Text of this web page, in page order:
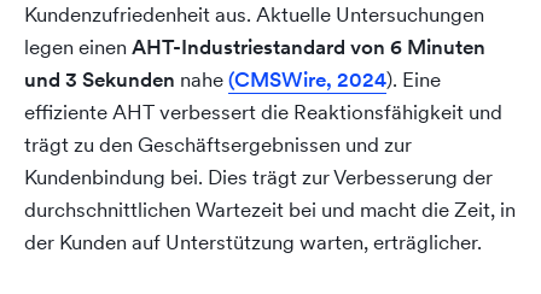
Kundenzufriedenheit aus. Aktuelle Untersuchungen
legen einenAHT-Industriestandard von 6 Minuten
und 3 Sekunden nahe(CMSWire, 2024). Eine
effiziente AHT verbessert die Reaktionsfähigkeit und
trägt zu den Geschäftsergebnissen und zur
Kundenbindung bei. Dies trägt zur Verbesserung der
durchschnittlichen Wartezeit bei und macht die Zeit, in
der Kunden auf Unterstützung warten, erträglicher.